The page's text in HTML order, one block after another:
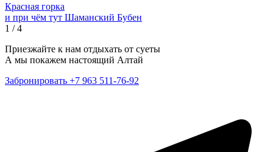
Красная горка
и при чём тут Шаманский Бубен
1 / 4
Приезжайте к нам отдыхать от суеты
А мы покажем настоящий Алтай
Забронировать +7 963 511-76-92